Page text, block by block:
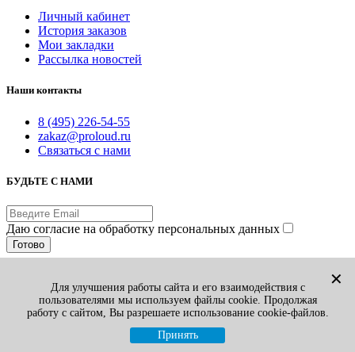
Личный кабинет
История заказов
Мои закладки
Рассылка новостей
Наши контакты
8 (495) 226-54-55
zakaz@proloud.ru
Связаться с нами
БУДЬТЕ С НАМИ
Даю согласие на обработку персональных данных
Готово
Принимаем к оплате:
Вы смотрели 1
Избранные товары 0
✕
Для улучшения работы сайта и его взаимодействия с
пользователями мы используем файлы cookie. Продолжая
работу с сайтом, Вы разрешаете использование cookie-файлов.
Принять